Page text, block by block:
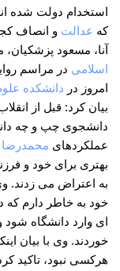
استخدام دولت شده
که عدالت و انصاف
آنا، مسعود
اسلامی در مراسم
امروز در دانشکده
بیان کرد: قبل از
دانشجوی چپ و چه
عملکردهای محمدرضا
بهتری برای خود و
به اعتراض می زدند.
خود به خاطر دارم که
ای وارد دانشگاه
خوردند. وی با بیان
هرکسی نبود، تاکید